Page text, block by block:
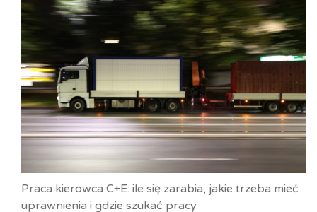
Praca kierowca C+E: ile się zarabia, jakie trzeba mieć
uprawnienia i gdzie szukać pracy